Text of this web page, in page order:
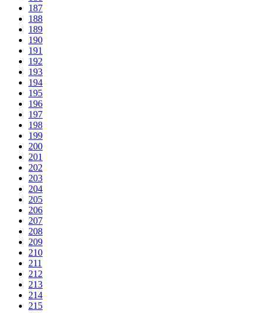
187
188
189
190
191
192
193
194
195
196
197
198
199
200
201
202
203
204
205
206
207
208
209
210
211
212
213
214
215